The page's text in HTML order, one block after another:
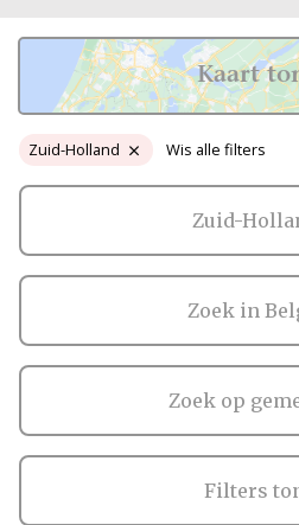
Holland.De beste
foto’s van bruiloften in Zuid
pagina. Zoek dus niet
professional!
Soms maakt het je niet meer
iemand uitzoeken voor jullie
zo veel dingen moeten
nog tientallen andere dingen
fotograaf is superbelangrijk
aan jullie bruiloft. Neem dus
gerust tussen de
bruiloftsfotografie Zuid
fotograaf zit tussen de
bruiloftsfotografie Zuid
of haar vinden.
Zuid-Holland Wis alle filters
Zuid-
Zoek in
Zoek op
Kaart